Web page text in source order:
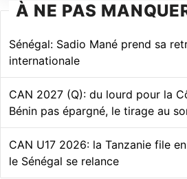
À NE PAS
Sénégal: Sadio Mané prend sa
internationale
CAN 2027 (Q): du lourd pour la
Bénin pas épargné, le tirage au
CAN U17 2026: la Tanzanie file
le Sénégal se relance